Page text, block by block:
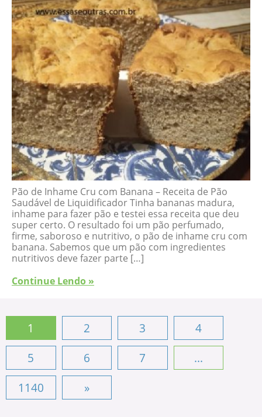
Pão de Inhame Cru com Banana – Receita de Pão
Saudável de Liquidificador Tinha bananas madura,
inhame para fazer pão e testei essa receita que deu
super certo. O resultado foi um pão perfumado,
firme, saboroso e nutritivo, o pão de inhame cru com
banana. Sabemos que um pão com ingredientes
nutritivos deve fazer parte […]
Continue Lendo »
1 2 3
4
5
6 7
...
1140
»